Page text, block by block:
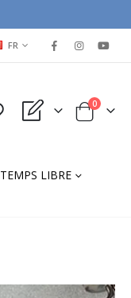
FR
My Quote Cart
0items
LIBRE